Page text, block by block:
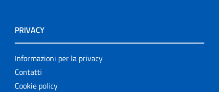
PRIVACY
Informazioni per la privacy
Contatti
Cookie policy